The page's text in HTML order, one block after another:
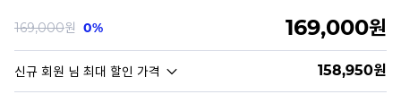
169,000원 0% 169,000원
신규 회원 님 최대 할인 가격 158,950원